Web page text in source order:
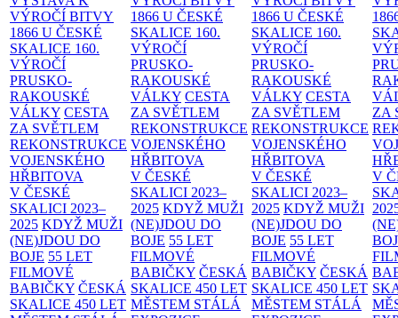
VÝROČÍ BITVY
1866 U ČESKÉ
SKALICE 160.
VÝROČÍ
PRUSKO-
RAKOUSKÉ
VÁLKY CESTA
ZA SVĚTLEM
REKONSTRUKCE
VOJENSKÉHO
HŘBITOVA
V ČESKÉ
SKALICI 2023–
2025 KDYŽ MUŽI
(NE)JDOU DO
BOJE 55 LET
FILMOVÉ
BABIČKY ČESKÁ
SKALICE 450 LET
1866 U ČESKÉ
SKALICE 160.
VÝROČÍ
PRUSKO-
RAKOUSKÉ
VÁLKY CESTA
ZA SVĚTLEM
REKONSTRUKCE
VOJENSKÉHO
HŘBITOVA
V ČESKÉ
SKALICI 2023–
2025 KDYŽ MUŽI
(NE)JDOU DO
BOJE 55 LET
FILMOVÉ
BABIČKY ČESKÁ
SKALICE 450 LET
MĚSTEM STÁLÁ
1866 U ČESKÉ
SKALICE 160.
VÝROČÍ
PRUSKO-
RAKOUSKÉ
VÁLKY CESTA
ZA SVĚTLEM
REKONSTRUKCE
VOJENSKÉHO
HŘBITOVA
V ČESKÉ
SKALICI 2023–
2025 KDYŽ MUŽI
(NE)JDOU DO
BOJE 55 LET
FILMOVÉ
BABIČKY ČESKÁ
SKALICE 450 LET
MĚSTEM STÁLÁ
ZA
V